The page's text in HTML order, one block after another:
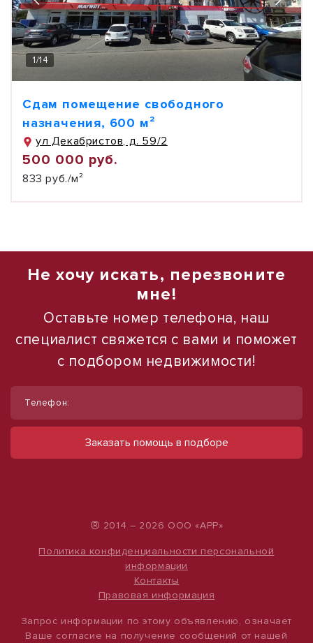
1/14
Сдам помещение свободного
назначения, 600 м²
ул Декабристов, д. 59/2
500 000 руб.
833 руб./м²
Не хочу искать, перезвоните
мне!
Оставьте номер телефона, наш
специалист свяжется с вами и поможет
с подбором недвижимости!
Телефон:
Заказать помощь в подборе
® 2014 – 2026 ООО «АРР»
Политика конфиденциальности персональной
информации
Контакты
Правовая информация
Запрос информации по этому объявлению, означает
Ваше согласие на получение сообщений от нашей